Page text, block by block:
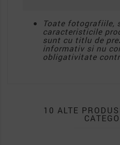
Toate fotografiile,
caracteristicile
sunt cu titlu de
informativ si nu
obligativitate
10 ALTE